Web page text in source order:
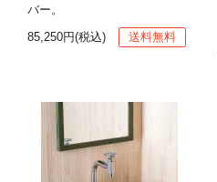
バー。
85,250円(税込)
送料無料